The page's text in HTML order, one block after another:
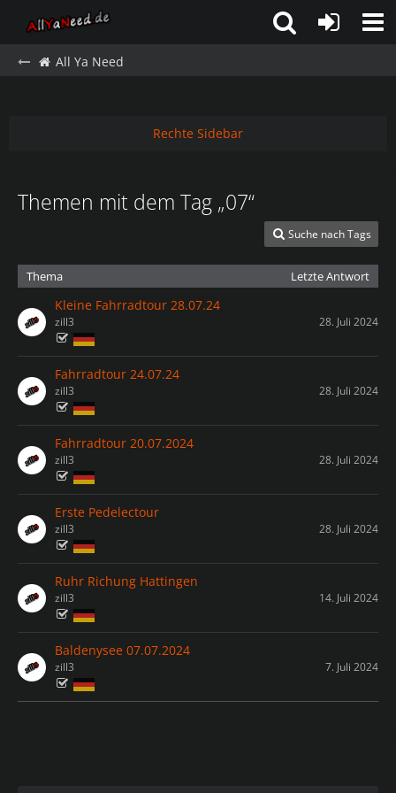
All Ya Need
Themen mit dem Tag „07“
Suche nach Tags
Thema Letzte Antwort
Kleine Fahrradtour 28.07.24
zill3 28. Juli 2024
Fahrradtour 24.07.24
zill3 28. Juli 2024
Fahrradtour 20.07.2024
zill3 28. Juli 2024
Erste Pedelectour
zill3 28. Juli 2024
Ruhr Richung Hattingen
zill3 14. Juli 2024
Baldenysee 07.07.2024
zill3 7. Juli 2024
Rechte Sidebar